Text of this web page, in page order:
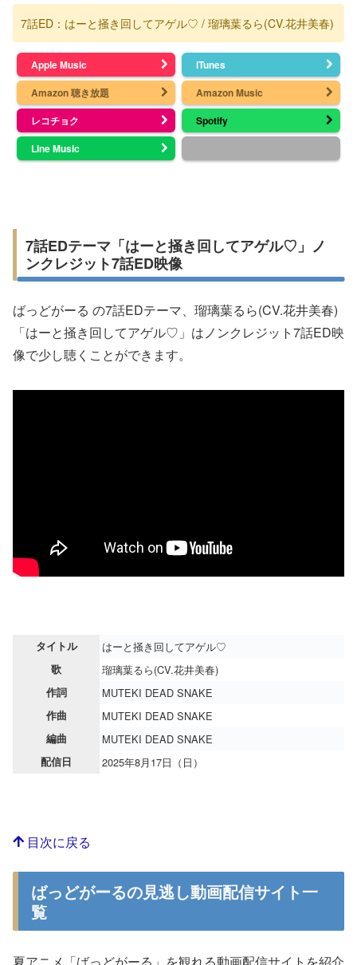
7話ED：はーと掻き回してアゲル♡ / 瑠璃葉るら(CV.花井美春)
Apple Music
iTunes
Amazon 聴き放題
Amazon Music
レコチョク
Spotify
Line Music
7話EDテーマ「はーと掻き回してアゲル♡」ノ
ンクレジット7話ED映像
ばっどがーる の7話EDテーマ、瑠璃葉るら(CV.花井美春)
「はーと掻き回してアゲル♡」はノンクレジット7話ED映
像で少し聴くことができます。
タイトル はーと掻き回してアゲル♡
歌 瑠璃葉るら(CV.花井美春)
作詞 MUTEKI DEAD SNAKE
作曲 MUTEKI DEAD SNAKE
編曲 MUTEKI DEAD SNAKE
配信日 2025年8月17日（日）
目次に戻る
ばっどがーるの見逃し動画配信サイト一
覧